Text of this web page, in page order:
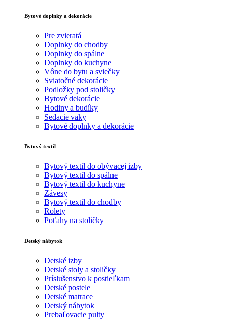
Bytové doplnky a dekorácie
Pre zvieratá
Doplnky do chodby
Doplnky do spálne
Doplnky do kuchyne
Vône do bytu a sviečky
Sviatočné dekorácie
Podložky pod stoličky
Bytové dekorácie
Hodiny a budíky
Sedacie vaky
Bytové doplnky a dekorácie
Bytový textil
Bytový textil do obývacej izby
Bytový textil do spálne
Bytový textil do kuchyne
Závesy
Bytový textil do chodby
Rolety
Poťahy na stoličky
Detský nábytok
Detské izby
Detské stoly a stoličky
Príslušenstvo k postieľkam
Detské postele
Detské matrace
Detský nábytok
Prebaľovacie pulty